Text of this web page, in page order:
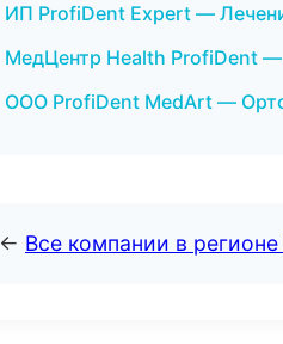
ИП ProfiDent Expert —
МедЦентр Health ProfiDent
ООО ProfiDent MedArt —
← Все компании в